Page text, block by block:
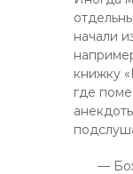
начали
книжку
где
—